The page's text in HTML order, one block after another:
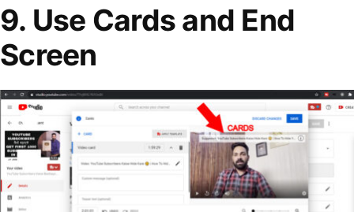
9. Use Cards and End
Screen